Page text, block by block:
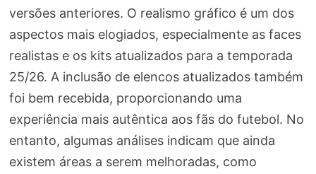
versões anteriores. O realismo gráfico é um dos
aspectos mais elogiados, especialmente as faces
realistas e os kits atualizados para a temporada
25/26. A inclusão de elencos atualizados também
foi bem recebida, proporcionando uma
experiência mais autêntica aos fãs do futebol. No
entanto, algumas análises indicam que ainda
existem áreas a serem melhoradas, como